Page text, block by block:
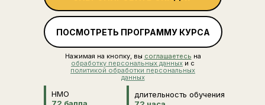
длительность обучения
ПОСМОТРЕТЬ ПРОГРАММУ КУРСА
НМО
Нажимая на кнопку, вы соглашаетесь на
обработку персональных данных и с
политикой обработки персональных
данных